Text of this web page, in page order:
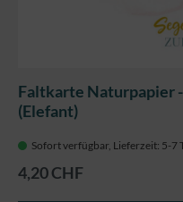
Faltkarte Naturpapier
(Elefant)
Sofort verfügbar, Lieferzeit: 5-7
4,20 CHF